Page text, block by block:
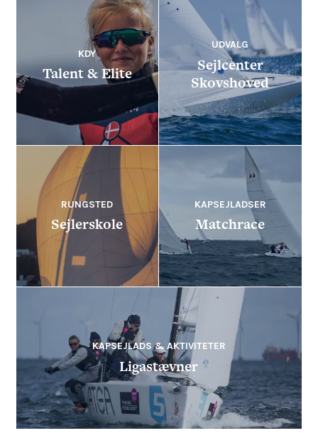
KDY
Talent & Elite
UDVALG
Sejlcenter
Skovshoved
RUNGSTED
Sejlerskole
KAPSEJLADSER
Matchrace
KAPSEJLADS & AKTIVITETER
Ligastævner